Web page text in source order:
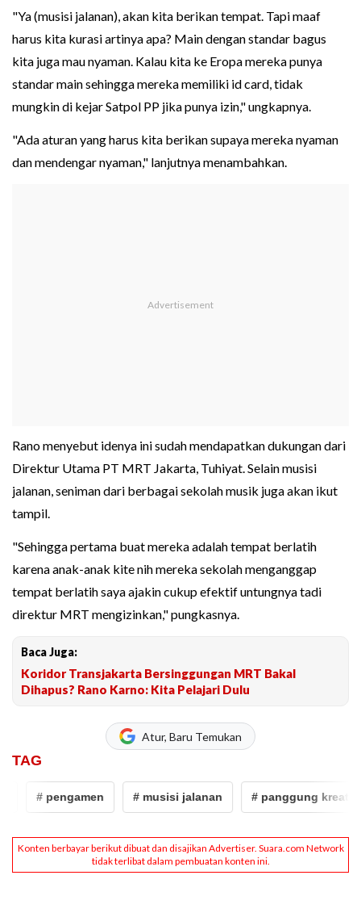
"Ya (musisi jalanan), akan kita berikan tempat. Tapi maaf
harus kita kurasi artinya apa? Main dengan standar bagus
kita juga mau nyaman. Kalau kita ke Eropa mereka punya
standar main sehingga mereka memiliki id card, tidak
mungkin di kejar Satpol PP jika punya izin," ungkapnya.
"Ada aturan yang harus kita berikan supaya mereka nyaman
dan mendengar nyaman," lanjutnya menambahkan.
Rano menyebut idenya ini sudah mendapatkan dukungan dari
Direktur Utama PT MRT Jakarta, Tuhiyat. Selain musisi
jalanan, seniman dari berbagai sekolah musik juga akan ikut
tampil.
"Sehingga pertama buat mereka adalah tempat berlatih
karena anak-anak kite nih mereka sekolah menganggap
tempat berlatih saya ajakin cukup efektif untungnya tadi
direktur MRT mengizinkan," pungkasnya.
Baca Juga:
Koridor Transjakarta Bersinggungan MRT Bakal
Dihapus? Rano Karno: Kita Pelajari Dulu
Atur, Baru Temukan
TAG
# pengamen # musisi jalanan # panggung